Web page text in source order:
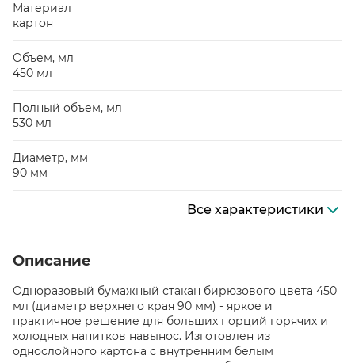
Материал
картон
Объем, мл
450 мл
Полный объем, мл
530 мл
Диаметр, мм
90 мм
Все характеристики
Описание
Одноразовый бумажный стакан бирюзового цвета 450
мл (диаметр верхнего края 90 мм) - яркое и
практичное решение для больших порций горячих и
холодных напитков навынос. Изготовлен из
однослойного картона с внутренним белым